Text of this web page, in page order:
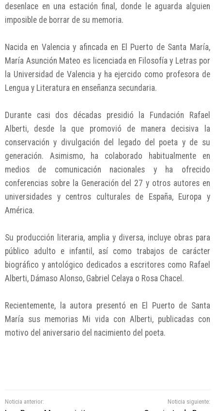
desenlace en una estación final, donde le aguarda alguien
imposible de borrar de su memoria.
Nacida en Valencia y afincada en El Puerto de Santa María,
María Asunción Mateo es licenciada en Filosofía y Letras por
la Universidad de Valencia y ha ejercido como profesora de
Lengua y Literatura en enseñanza secundaria.
Durante casi dos décadas presidió la Fundación Rafael
Alberti, desde la que promovió de manera decisiva la
conservación y divulgación del legado del poeta y de su
generación. Asimismo, ha colaborado habitualmente en
medios de comunicación nacionales y ha ofrecido
conferencias sobre la Generación del 27 y otros autores en
universidades y centros culturales de España, Europa y
América.
Su producción literaria, amplia y diversa, incluye obras para
público adulto e infantil, así como trabajos de carácter
biográfico y antológico dedicados a escritores como Rafael
Alberti, Dámaso Alonso, Gabriel Celaya o Rosa Chacel.
Recientemente, la autora presentó en El Puerto de Santa
María sus memorias Mi vida con Alberti, publicadas con
motivo del aniversario del nacimiento del poeta.
Noticia anterior: Noticia siguiente: